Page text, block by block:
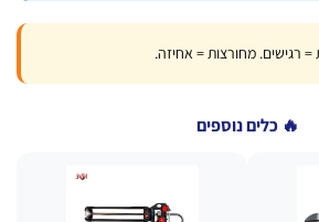
מחורצות = אחיזה.
כלים נוספים